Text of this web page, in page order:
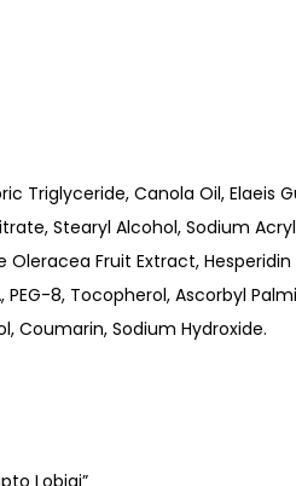
Triglyceride, Canola Oil, Elaeis
Stearyl Alcohol, Sodium
Oleracea Fruit Extract,
PEG-8, Tocopherol, Ascorbyl
Coumarin, Sodium Hydroxide.